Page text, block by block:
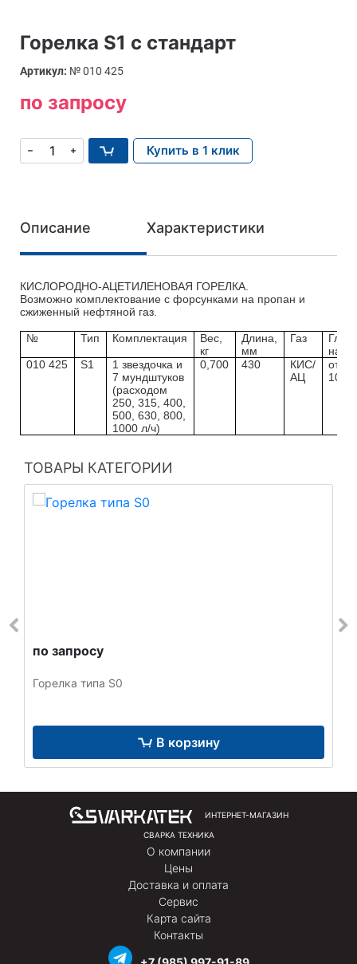
Горелка S1 с стандарт
Артикул: № 010 425
по запросу
Купить в 1 клик
Описание Характеристики
КИСЛОРОДНО-АЦЕТИЛЕНОВАЯ ГОРЕЛКА
Возможно комплектование с форсунками на пропан и
сжиженный нефтяной газ.
№ Тип Комплектация
Вес,
кг
Длина,
мм
Газ
010 425
S1
1 звездочка и
7 мундштуков
(расходом
250, 315, 400,
500, 630, 800,
1000 л/ч)
0,700 430
КИС/
АЦ
от 2
10
ТОВАРЫ КАТЕГОРИИ
по запросу
Горелка типа S0
В корзину
ИНТЕРНЕТ-МАГАЗИН
СВАРКА ТЕХНИКА
О компании
Цены
Доставка и оплата
Сервис
Карта сайта
Контакты